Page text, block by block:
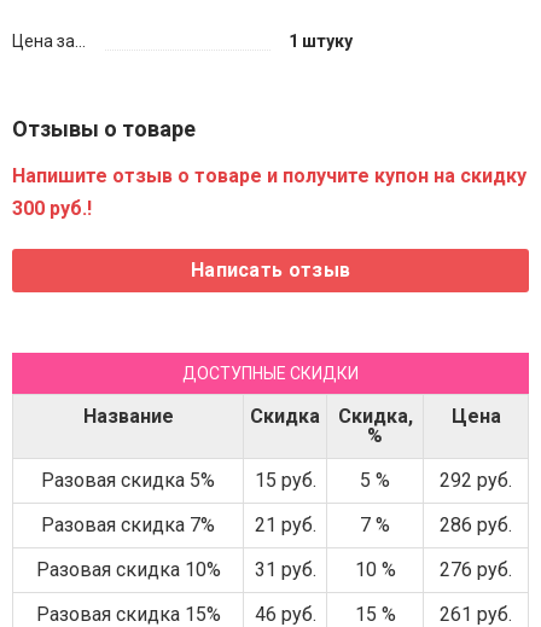
Цена за... 1 штуку
Отзывы о товаре
Напишите отзыв о товаре и получите купон на скидку
300 руб.!
ДОСТУПНЫЕ СКИДКИ
Название Скидка
Скидка,
%
Цена
Разовая скидка 5% 15 руб. 5 %
292 руб.
Разовая скидка 7%
21 руб. 7 %
286 руб.
Разовая скидка 10%
31 руб. 10 %
276 руб.
Разовая скидка 15%
46 руб. 15 %
261 руб.